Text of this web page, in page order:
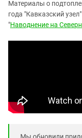
Материалы о
года "Кавказский
"Наводнение на